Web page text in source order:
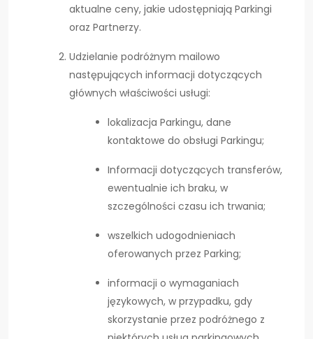
aktualne ceny, jakie udostępniają Parkingi
oraz Partnerzy.
Udzielanie podróżnym mailowo
następujących informacji dotyczących
głównych właściwości usługi:
lokalizacja Parkingu, dane
kontaktowe do obsługi Parkingu;
Informacji dotyczących transferów,
ewentualnie ich braku, w
szczególności czasu ich trwania;
wszelkich udogodnieniach
oferowanych przez Parking;
informacji o wymaganiach
językowych, w przypadku, gdy
skorzystanie przez podróżnego z